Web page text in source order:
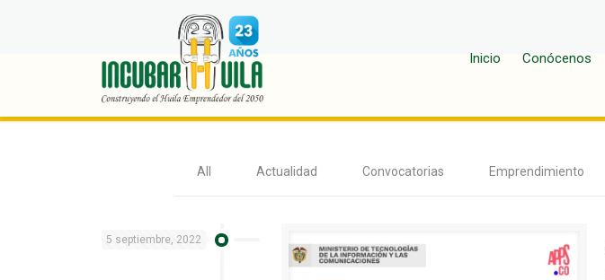
Inicio Conócenos
digital
All Actualidad Convocatorias Emprendimiento
5 septiembre, 2022